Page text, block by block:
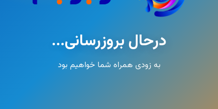
درحال بروزرسانی...
به زودی همراه شما خواهیم بود